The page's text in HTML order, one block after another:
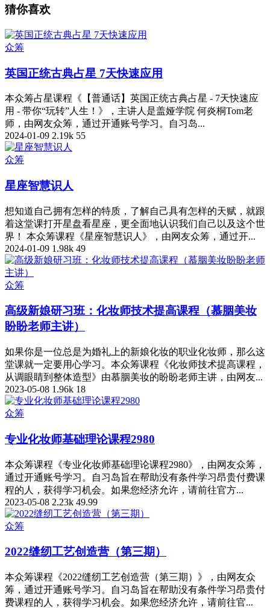
猜你喜欢
众筹
英国正统古典占星 7天快速应用
本众筹占星课程《【普通话】英国正统古典占星 - 7天快速应
用 - 带你“玩转”人生！》，主讲人是盖娅学院 何炎桐Tom老
师，由网友众筹，通过开通账号学习。自习岛...
2024-01-09 2.19k 55
众筹
星座智慧识人
想知道自己拥有怎样的特质，了解自己具有怎样的天赋，就跟
着这堂课打开星盘看星座，更全面地认识我们自己以及这个世
界！ 本众筹课程《星座智慧识人》，由网友众筹，通过开...
2024-01-09 1.98k 49
众筹
高级新娘研习班：化妆师技术提高课程（慕胭美妆
盼盼老师主讲）
如果你是一位总是为婚礼上的新娘化妆的职业化妆师，那么这
堂课就一定要用心学习。本众筹课程《化妆师技术提高课程，
从调眼睛到整体造型》由慕胭美妆的盼盼老师主讲，由网友...
2023-05-08 1.96k 18
众筹
专业化妆师基础理论课程2980
本众筹课程《专业化妆师基础理论课程2980》，由网友众筹，
通过开通账号学习。自习岛旨在帮助没有条件学习昂贵付费课
程的人，获得学习机会。如果您经济允许，请前往官方...
2023-05-08 2.23k 49.99
众筹
2022缝纫工艺创造营（第三期）
本众筹课程《2022缝纫工艺创造营（第三期）》，由网友众
筹，通过开通账号学习。自习岛旨在帮助没有条件学习昂贵付
费课程的人，获得学习机会。如果您经济允许，请前往官...